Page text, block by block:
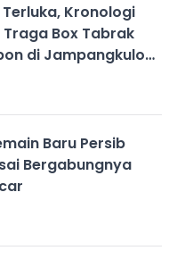
Kronologi
Traga Box Tabrak
di Jampangkulon
Baru Persib
Bergabungnya